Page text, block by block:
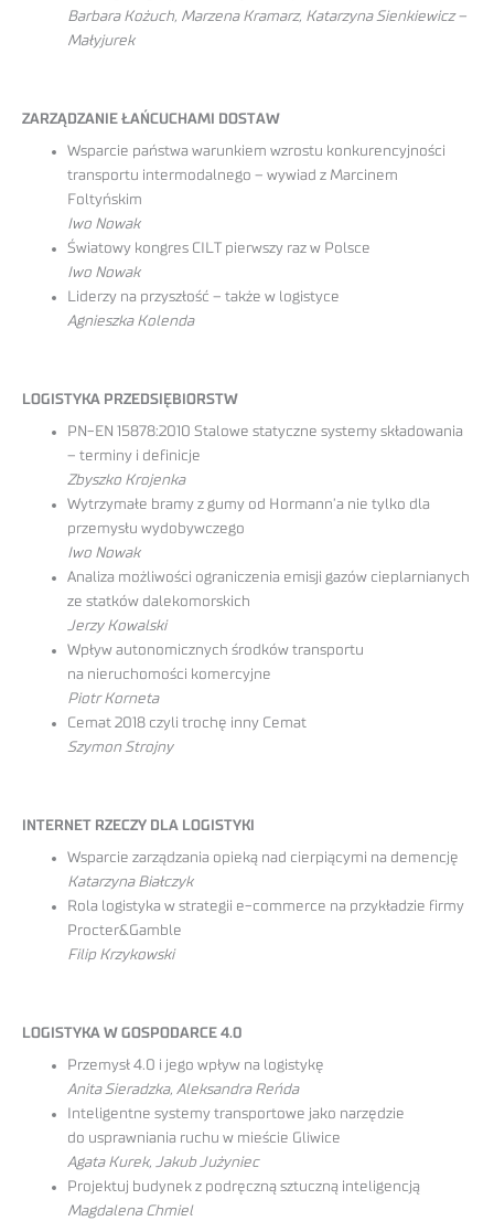
Barbara Kożuch, Marzena Kramarz, Katarzyna Sienkiewicz –
Małyjurek
ZARZĄDZANIE ŁAŃCUCHAMI DOSTAW
Wsparcie państwa warunkiem wzrostu konkurencyjności
transportu intermodalnego – wywiad z Marcinem
Foltyńskim
Iwo Nowak
Światowy kongres CILT pierwszy raz w Polsce
Iwo Nowak
Liderzy na przyszłość – także w logistyce
Agnieszka Kolenda
LOGISTYKA PRZEDSIĘBIORSTW
PN-EN 15878:2010 Stalowe statyczne systemy składowania
– terminy i definicje
Zbyszko Krojenka
Wytrzymałe bramy z gumy od Hormann’a nie tylko dla
przemysłu wydobywczego
Iwo Nowak
Analiza możliwości ograniczenia emisji gazów cieplarnianych
ze statków dalekomorskich
Jerzy Kowalski
Wpływ autonomicznych środków transportu
na nieruchomości komercyjne
Piotr Korneta
Cemat 2018 czyli trochę inny Cemat
Szymon Strojny
INTERNET RZECZY DLA LOGISTYKI
Wsparcie zarządzania opieką nad cierpiącymi na demencję
Katarzyna Białczyk
Rola logistyka w strategii e-commerce na przykładzie firmy
Procter&Gamble
Filip Krzykowski
LOGISTYKA W GOSPODARCE 4.0
Przemysł 4.0 i jego wpływ na logistykę
Anita Sieradzka, Aleksandra Reńda
Inteligentne systemy transportowe jako narzędzie
do usprawniania ruchu w mieście Gliwice
Agata Kurek, Jakub Jużyniec
Projektuj budynek z podręczną sztuczną inteligencją
Magdalena Chmiel